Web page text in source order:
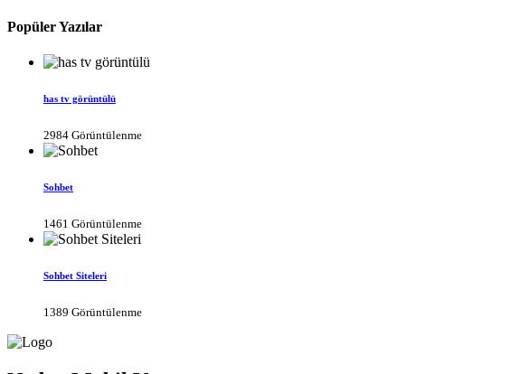
Popüler Yazılar
has tv görüntülü
2984 Görüntülenme
Sohbet
1461 Görüntülenme
Sohbet Siteleri
1389 Görüntülenme